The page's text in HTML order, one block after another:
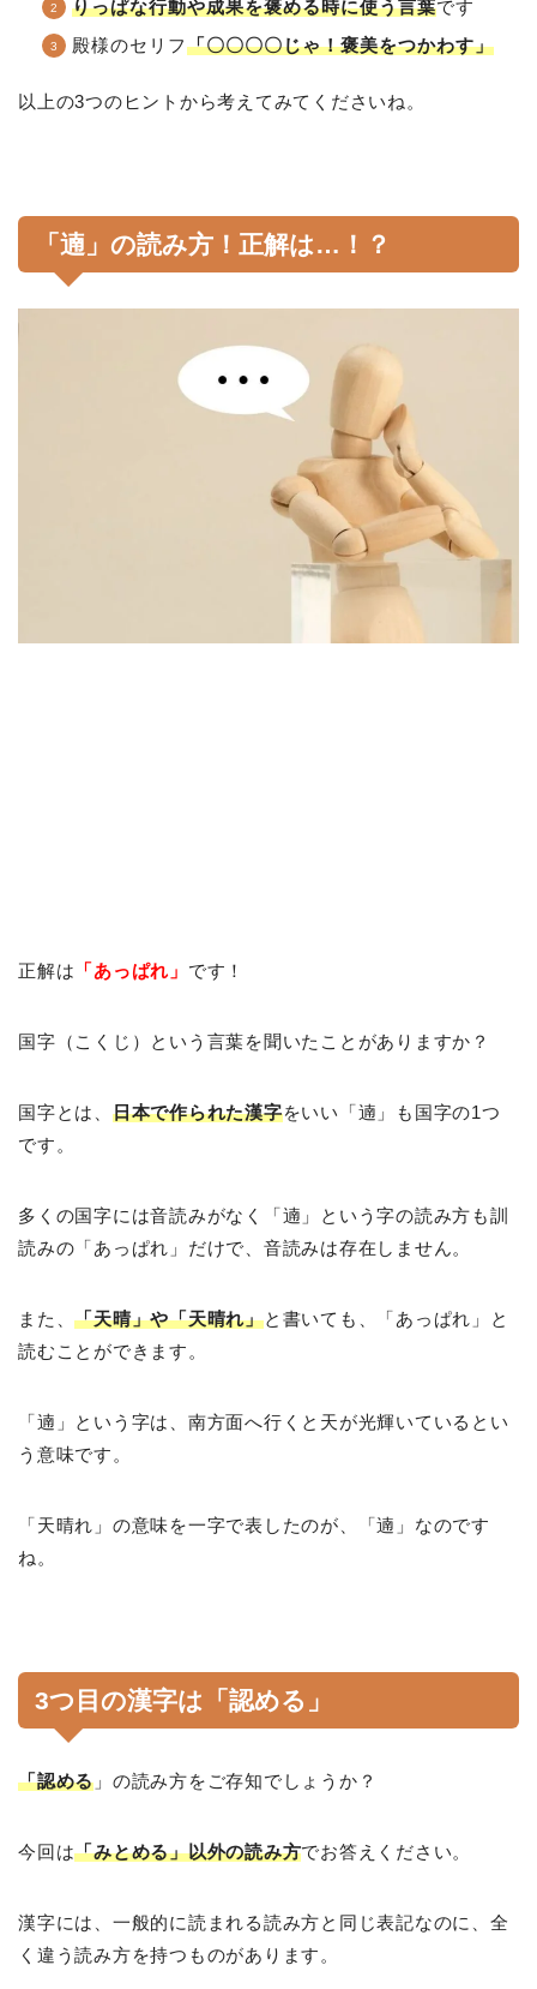
りっぱな行動や成果を褒める時に使う言葉です
殿様のセリフ「〇〇〇〇じゃ！褒美をつかわす」
以上の3つのヒントから考えてみてくださいね。
「遖」の読み方！正解は…！？
正解は 「あっぱれ」 です！
国字（こくじ）という言葉を聞いたことがありますか？
国字とは、 日本で作られた漢字をいい「遖」も国字の1つ
です。
多くの国字には音読みがなく「遖」という字の読み方も訓
読みの「あっぱれ」だけで、音読みは存在しません。
また、「天晴」や「天晴れ」と書いても、「あっぱれ」と
読むことができます。
「遖」という字は、南方面へ行くと天が光輝いているとい
う意味です。
「天晴れ」の意味を一字で表したのが、「遖」なのです
ね。
3つ目の漢字は「認める」
「認める 」の読み方をご存知でしょうか？
今回は「みとめる」以外の読み方でお答えください。
漢字には、一般的に読まれる読み方と同じ表記なのに、全
く違う読み方を持つものがあります。